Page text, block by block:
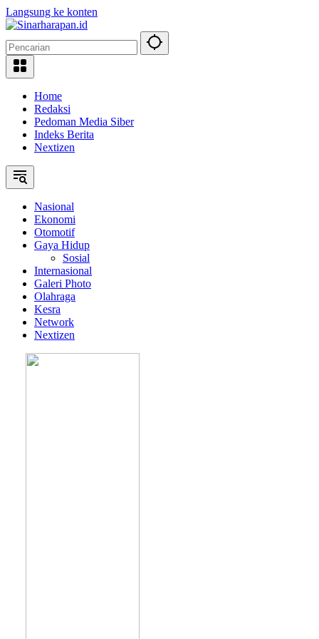
Langsung ke konten
Home
Redaksi
Pedoman Media Siber
Indeks Berita
Nextizen
Nasional
Ekonomi
Otomotif
Gaya Hidup
Sosial
Internasional
Galeri Photo
Olahraga
Kesra
Network
Nextizen